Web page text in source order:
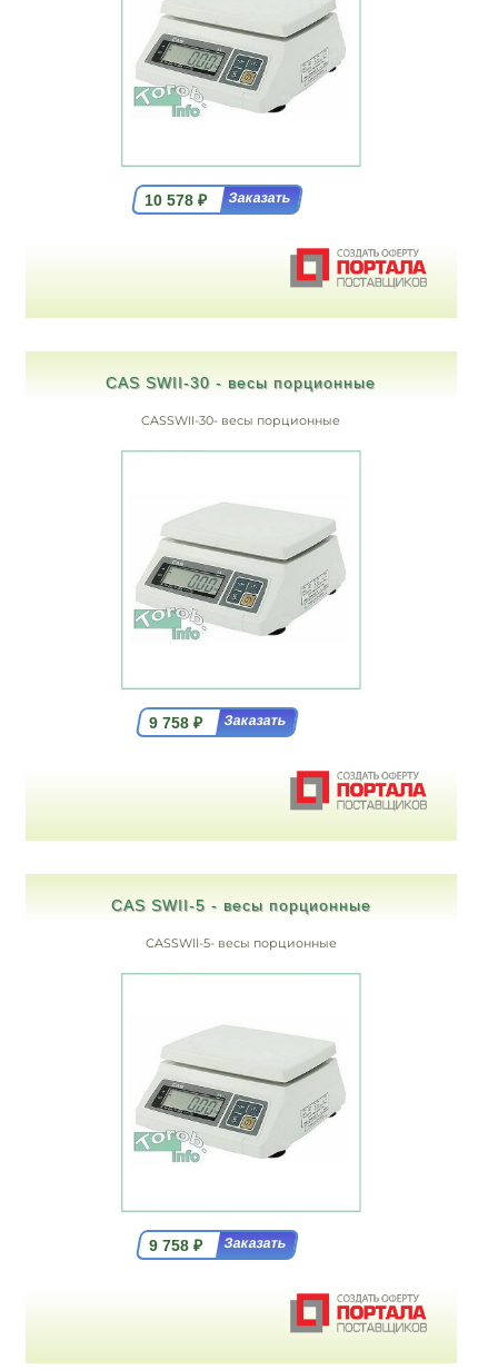
10 578₽
CAS SWII-30 - весы порционные
CASSWII-30- весы порционные
9 758₽
CAS SWII-5 - весы порционные
CASSWII-5- весы порционные
9 758₽